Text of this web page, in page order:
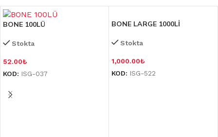
BONE 100LÜ
Stokta
52.00₺
KOD: ISG-037
BONE LARGE 1000Lİ
Stokta
1,000.00₺
KOD: ISG-522